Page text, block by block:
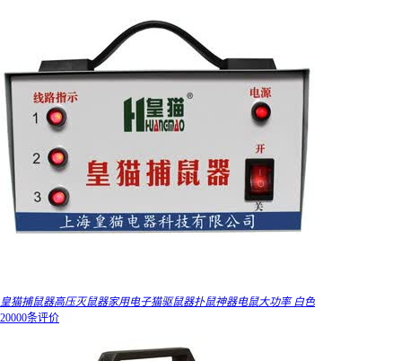
皇猫捕鼠器高压灭鼠器家用电子猫驱鼠器扑鼠神器电鼠大功率 白色
20000条评价